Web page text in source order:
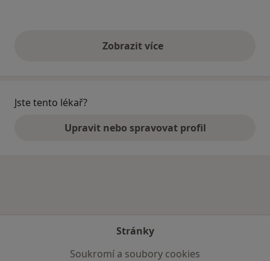
Zobrazit vícevýše uvedené názory
Jste tento lékař?
Upravit nebo spravovat profil
Stránky
Soukromí a soubory cookies